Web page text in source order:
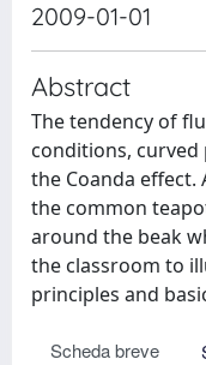
2009-01-01
Abstract
The tendency of
conditions,
the Coanda
the common
around the beak
the classroom to
principles and
Scheda breve